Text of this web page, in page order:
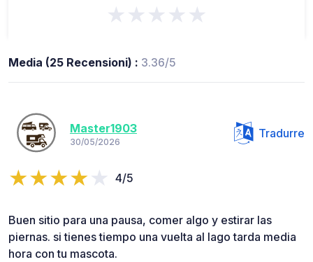
★★★★★
Media (25 Recensioni) : 3.36/5
Master1903
30/05/2026
Tradurre
4/5
Buen sitio para una pausa, comer algo y estirar las
piernas. si tienes tiempo una vuelta al lago tarda media
hora con tu mascota.